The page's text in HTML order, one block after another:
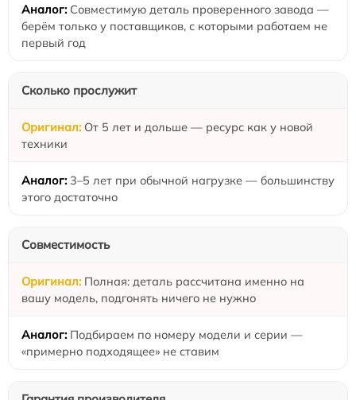
Совместимую деталь проверенного завода —
берём только у поставщиков, с которыми работаем не
первый год
Сколько прослужит
От 5 лет и дольше — ресурс как у новой
техники
3–5 лет при обычной нагрузке — большинству
этого достаточно
Совместимость
Полная: деталь рассчитана именно на
вашу модель, подгонять ничего не нужно
Подбираем по номеру модели и серии —
«примерно подходящее» не ставим